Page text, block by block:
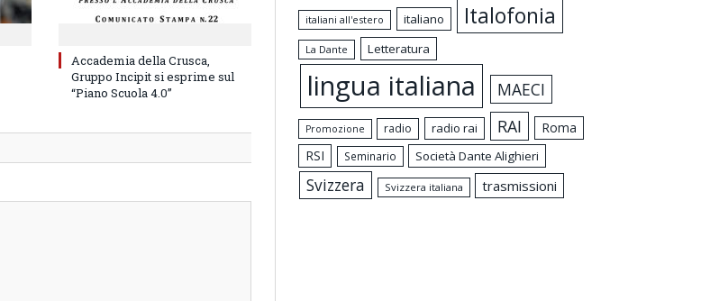
Accademia della Crusca,
Gruppo Incipit si esprime sul
“Piano Scuola 4.0”
italiani all'estero italiano Italofonia
La Dante Letteratura
lingua italiana MAECI
Promozione radio radio rai RAI
Roma
RSI
Seminario Società Dante Alighieri
Svizzera Svizzera italiana trasmissioni